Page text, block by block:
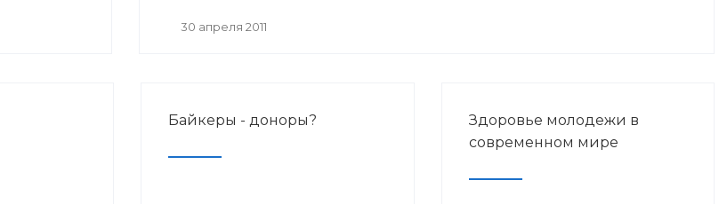
30 апреля 2011
Байкеры - доноры?
Здоровье молодежи в
современном мире